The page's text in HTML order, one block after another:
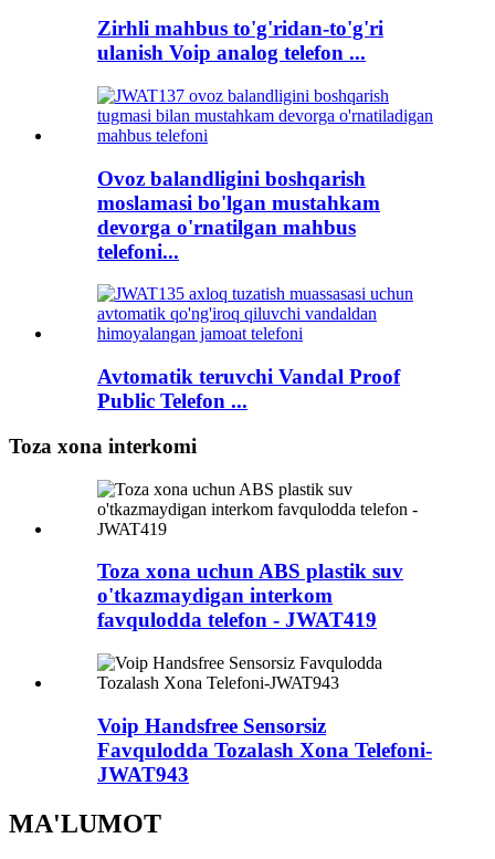
Zirhli mahbus to'g'ridan-to'g'ri
ulanish Voip analog telefon ...
Ovoz balandligini boshqarish
moslamasi bo'lgan mustahkam
devorga o'rnatilgan mahbus
telefoni...
Avtomatik teruvchi Vandal Proof
Public Telefon ...
Toza xona interkomi
Toza xona uchun ABS plastik suv
o'tkazmaydigan interkom
favqulodda telefon - JWAT419
Voip Handsfree Sensorsiz
Favqulodda Tozalash Xona Telefoni-
JWAT943
MA'LUMOT